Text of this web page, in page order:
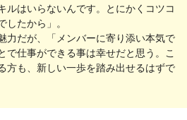
ルはいらないんです。とにかくコツコ
したから」。
力だが、「メンバーに寄り添い本気で
で仕事ができる事は幸せだと思う。こ
方も、新しい一歩を踏み出せるはずで